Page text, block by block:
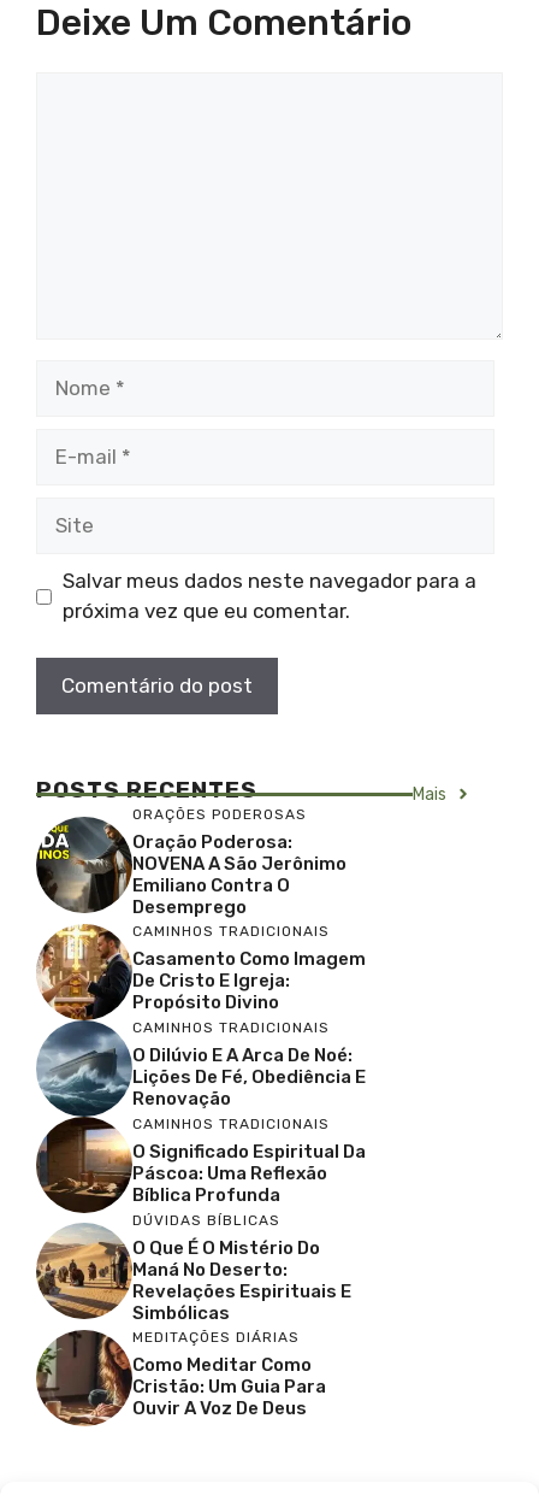
Deixe Um Comentário
Salvar meus dados neste navegador para a
próxima vez que eu comentar.
POSTS RECENTES Mais
ORAÇÕES PODEROSAS
Oração Poderosa:
NOVENA A São Jerônimo
Emiliano Contra O
Desemprego
CAMINHOS TRADICIONAIS
Casamento Como Imagem
De Cristo E Igreja:
Propósito Divino
CAMINHOS TRADICIONAIS
O Dilúvio E A Arca De Noé:
Lições De Fé, Obediência E
Renovação
CAMINHOS TRADICIONAIS
O Significado Espiritual Da
Páscoa: Uma Reflexão
Bíblica Profunda
DÚVIDAS BÍBLICAS
O Que É O Mistério Do
Maná No Deserto:
Revelações Espirituais E
Simbólicas
MEDITAÇÕES DIÁRIAS
Como Meditar Como
Cristão: Um Guia Para
Ouvir A Voz De Deus